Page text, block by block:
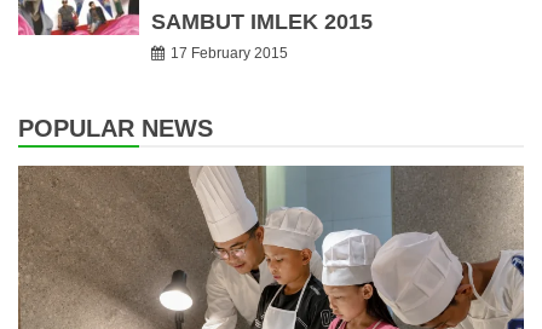
SAMBUT IMLEK 2015
17 February 2015
POPULAR NEWS